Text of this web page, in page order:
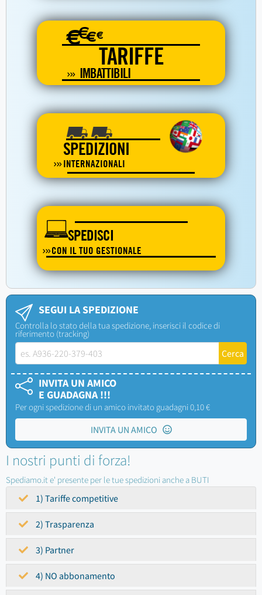
€€€€
TARIFFE
IMBATTIBILI
SPEDIZIONI
INTERNAZIONALI
SPEDISCI
CON IL TUO GESTIONALE
SEGUI LA SPEDIZIONE
Controlla lo stato della tua spedizione, inserisci il codice di
riferimento (tracking)
INVITA UN AMICO
E GUADAGNA !!!
Per ogni spedizione di un amico invitato guadagni 0,10 €
INVITA UN AMICO
I nostri punti di forza!
Spediamo.it e' presente per le tue spedizioni anche a BUTI
1) Tariffe competitive
2) Trasparenza
3) Partner
4) NO abbonamento